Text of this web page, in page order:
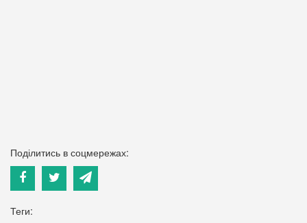
Поділитись в соцмережах:
Теги: